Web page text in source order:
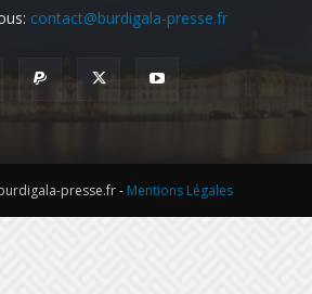
contact@burdigala-presse.fr
presse.fr - Mentions Légales